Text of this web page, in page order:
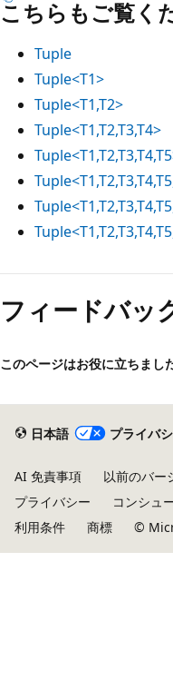
こちらもご覧く
Tuple
Tuple<T1>
Tuple<T1,T2>
Tuple<T1,T2,T3,T4>
フィードバッ
このページはお役に立ちまし
日本語 プライバ
AI 免責事項 以前のバー
プライバシー
コンシュ
利用条件
商標 ©